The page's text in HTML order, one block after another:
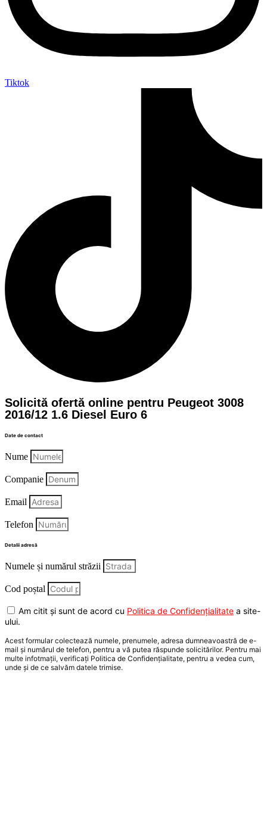
Tiktok
Solicită ofertă online pentru Peugeot 3008
2016/12 1.6 Diesel Euro 6
Date de contact
Nume
Companie
Email
Telefon
Detalii adresă
Numele și numărul străzii
Cod poștal
Am citit și sunt de acord cu Politica de Confidențialitate a site-
ului.
Acest formular colectează numele, prenumele, adresa dumneavoastră de e-
mail și numărul de telefon, pentru a vă putea răspunde solicitărilor. Pentru mai
multe infotmații, verificați Politica de Confidențialitate, pentru a vedea cum,
unde și de ce salvăm datele trimise.